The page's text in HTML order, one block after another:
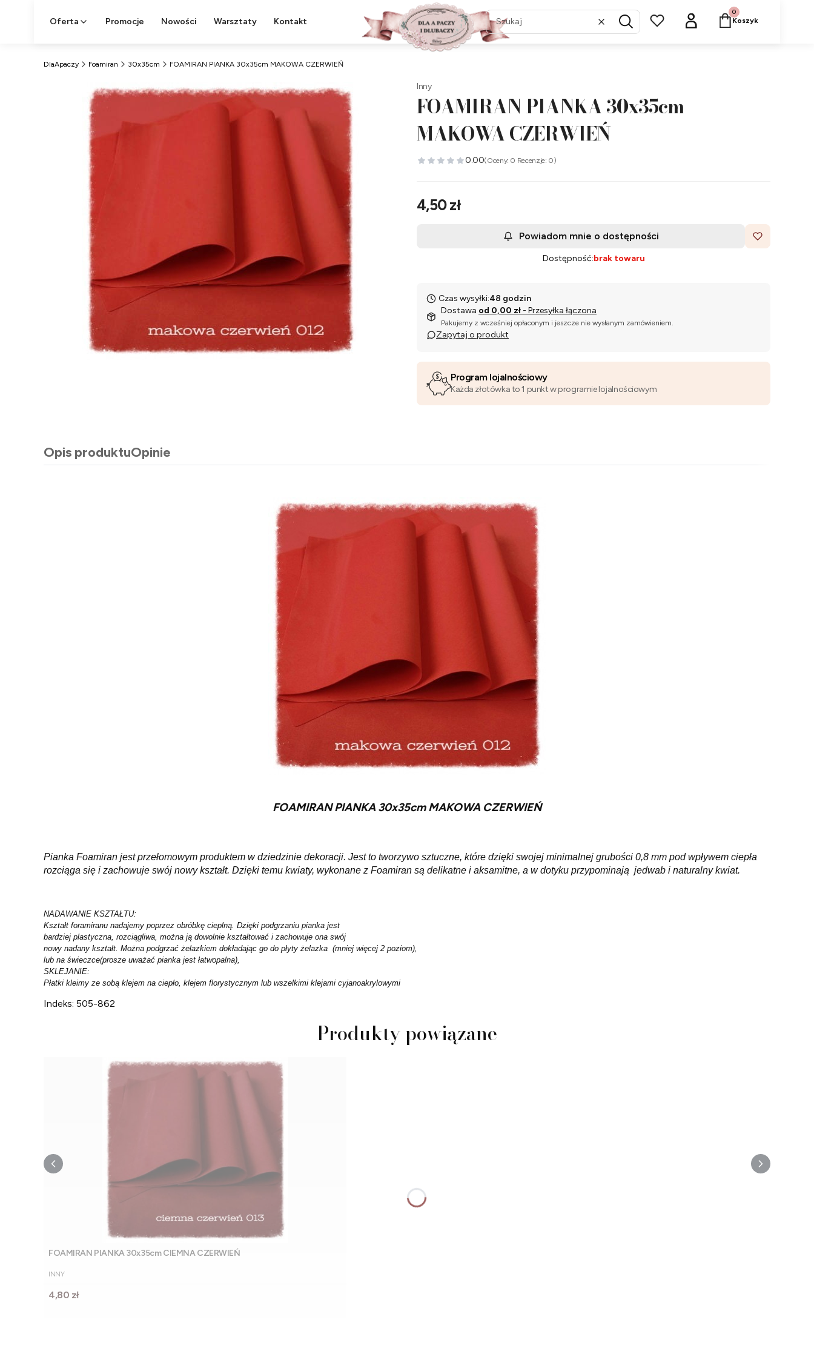
Oferta Promocje Nowości Warsztaty Kontakt WyczyśćSzukaj
Produkty w koszyku:
Koszyk
DlaApaczy Foamiran 30x35cm FOAMIRAN PIANKA 30x35cm MAKOWA CZERWIEŃ
Inny
FOAMIRAN PIANKA 30x35cm
MAKOWA CZERWIEŃ
0.00(Oceny: 0 Recenzje: 0)
Cena
4,50 zł
Powiadom mnie o dostępności
Dostępność:brak towaru
Czas wysyłki:48 godzin
Dostawa od 0,00 zł - Przesyłka łączona
Pakujemy z wcześniej opłaconym i jeszcze nie wysłanym zamówieniem.
Zapytaj o produkt
Program lojalnościowy
Każda złotówka to 1 punkt w programie lojalnościowym
Opis produktuOpinie
FOAMIRAN PIANKA 30x35cm MAKOWA CZERWIEŃ
Pianka Foamiran jest przełomowym produktem w dziedzinie dekoracji. Jest to tworzywo sztuczne, które dzięki swojej minimalnej grubości 0,8 mm pod wpływem ciepła
rozciąga się i zachowuje swój nowy kształt. Dzięki temu kwiaty, wykonane z Foamiran są delikatne i aksamitne, a w dotyku przypominają jedwab i naturalny kwiat.
NADAWANIE KSZTAŁTU:
Kształt foramiranu nadajemy poprzez obróbkę cieplną. Dzięki podgrzaniu pianka jest
bardziej plastyczna, rozciągliwa, można ją dowolnie kształtować i zachowuje ona swój
nowy nadany kształt. Można podgrzać żelazkiem dokładając go do płyty żelazka (mniej więcej 2 poziom),
lub na świeczce(prosze uważać pianka jest łatwopalna),
SKLEJANIE:
Płatki kleimy ze sobą klejem na ciepło, klejem florystycznym lub wszelkimi klejami cyjanoakrylowymi
Indeks: 505-862
Produkty powiązane
FOAMIRAN PIANKA 30x35cm CIEMNA CZERWIEŃ
PRODUCENT
INNY
Cena
4,80 zł